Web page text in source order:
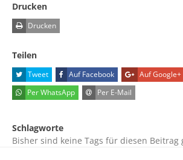
Drucken
Drucken
Teilen
Tweet Auf Facebook Auf Google+
Per WhatsApp
Per E-Mail
Schlagworte
Bisher sind keine Tags für diesen Beitrag